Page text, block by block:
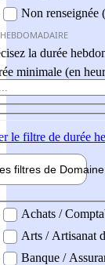
Non renseignée
la durée
minimale (en
le filtre de durée
filtres de
professionel
Achats /
Arts / Artisanat
Banque /